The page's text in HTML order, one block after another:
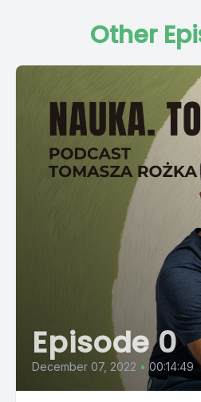
Other
Episode 0
December 07, 2022 • 00:14:49